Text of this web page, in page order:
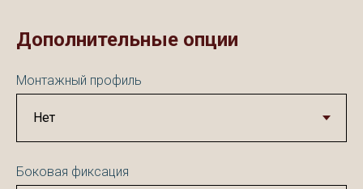
Дополнительные опции
Монтажный профиль
Боковая фиксация